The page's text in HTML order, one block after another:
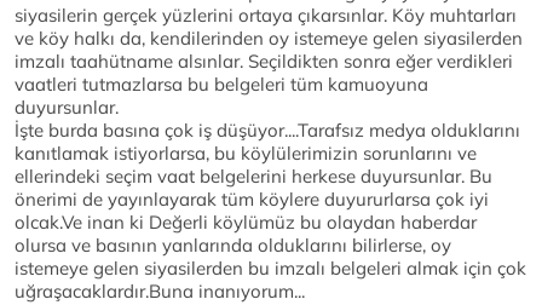
siyasilerin gerçek yüzlerini ortaya çıkarsınlar. Köy muhtarları
ve köy halkı da, kendilerinden oy istemeye gelen siyasilerden
imzalı taahütname alsınlar. Seçildikten sonra eğer verdikleri
vaatleri tutmazlarsa bu belgeleri tüm kamuoyuna
duyursunlar.
İşte burda basına çok iş düşüyor....Tarafsız medya olduklarını
kanıtlamak istiyorlarsa, bu köylülerimizin sorunlarını ve
ellerindeki seçim vaat belgelerini herkese duyursunlar. Bu
önerimi de yayınlayarak tüm köylere duyururlarsa çok iyi
olcak.Ve inan ki Değerli köylümüz bu olaydan haberdar
olursa ve basının yanlarında olduklarını bilirlerse, oy
istemeye gelen siyasilerden bu imzalı belgeleri almak için çok
uğraşacaklardır.Buna inanıyorum...